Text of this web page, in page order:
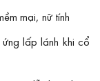
mại, nữ tính
lấp lánh khi cổ